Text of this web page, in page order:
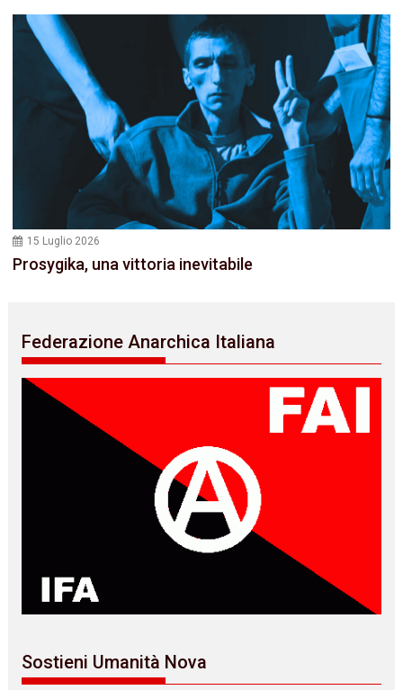
15 Luglio 2026
Prosygika, una vittoria inevitabile
Federazione Anarchica Italiana
Sostieni Umanità Nova